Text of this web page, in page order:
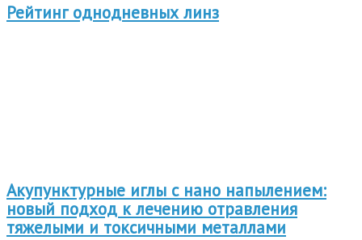
Рейтинг однодневных линз
Акупунктурные иглы с нано напылением:
новый подход к лечению отравления
тяжелыми и токсичными металлами